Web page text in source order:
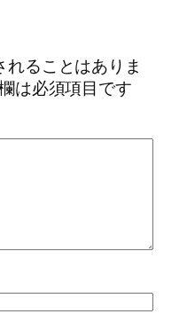
ることはありま
は必須項目です